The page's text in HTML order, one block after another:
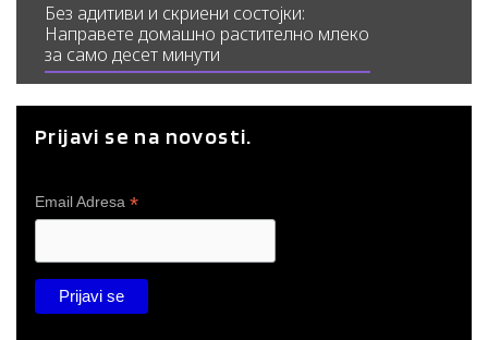
Без адитиви и скриени состојки:
Направете домашно растително млеко
за само десет минути
Prijavi se na novosti.
Email Adresa *